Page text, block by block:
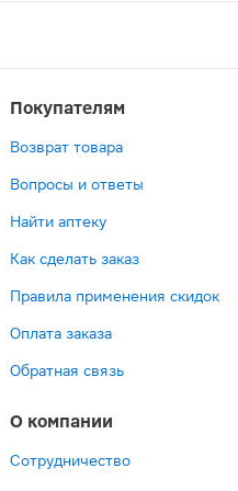
Покупателям
Возврат товара
Вопросы и ответы
Найти аптеку
Как сделать заказ
Правила применения скидок
Оплата заказа
Обратная связь
О компании
Сотрудничество